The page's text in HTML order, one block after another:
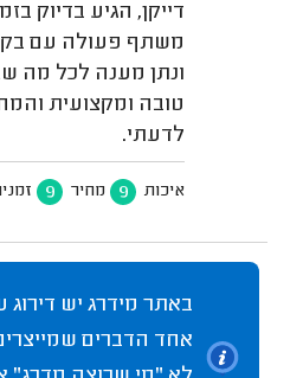
דייקן, הגיע בדיוק
משתף פעולה עם
ונתן מענה לכל מה
טובה ומקצועית
לדעתי.
איכות 9 מחיר 9
באתר מידרג יש דירוג
אחד הדברים